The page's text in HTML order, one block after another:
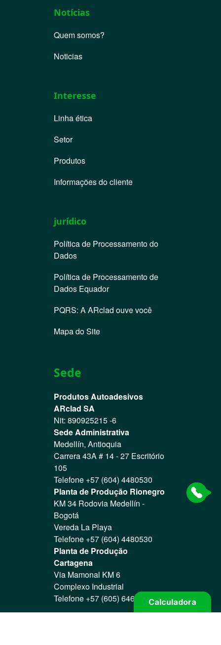
Calculadora
Notícias
Quem somos?
Noticias
Interesse
Linha ética
Setor
Produtos
Informações do cliente
jurídico
Política de Processamento do
Dados
Política de Processamento de
Dados Equador
PQRS: A ARclad ouve você
Mapa do Site
Sede
Produtos Autoadesivos
ARclad SA
Nit: 890925215 -6
Sede Administrativa
Medellín, Antioquia
Carrera 43A # 14 - 27 Escritório
105
Telefone +57 (604) 4480530
Planta de Produção Rionegro
KM 34 Rodovia Medellín -
Bogotá
Vereda La Playa
Telefone +57 (604) 4480530
Planta de Produção
Cartagena
Via Mamonal KM 6
Complexo Industrial
Telefone +57 (605) 6466004